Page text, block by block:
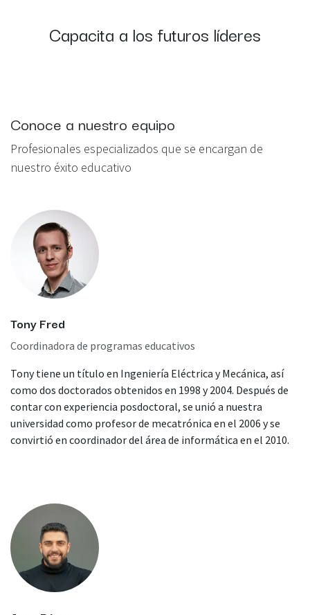
Capacita a los futuros líderes
Conoce a nuestro equipo
Profesionales especializados que se encargan de
nuestro éxito educativo
Tony Fred
Coordinadora de programas educativos
Tony tiene un título en Ingeniería Eléctrica y Mecánica, así
como dos doctorados obtenidos en 1998 y 2004. Después de
contar con experiencia posdoctoral, se unió a nuestra
universidad como profesor de mecatrónica en el 2006 y se
convirtió en coordinador del área de informática en el 2010.